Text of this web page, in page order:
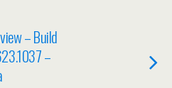
– Build
–